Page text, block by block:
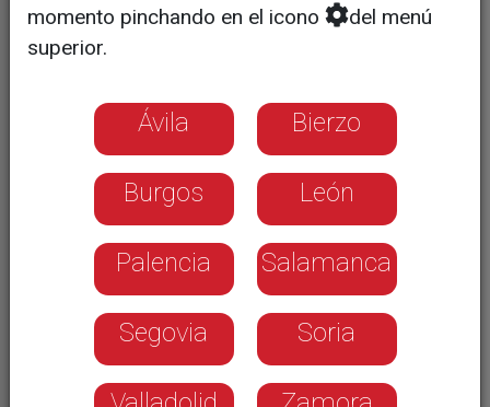
Se estima que un 15% de los comercios
de Castilla y León cerrarán antes de fin
momento pinchando en el icono
del menú
superior.
Ávila Bierzo
Burgos León
Palencia Salamanca
Segovia Soria